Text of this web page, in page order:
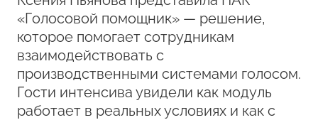
«Голосовой помощник» — решение,
которое помогает сотрудникам
взаимодействовать с
производственными системами голосом.
Гости интенсива увидели как модуль
работает в реальных условиях и как с